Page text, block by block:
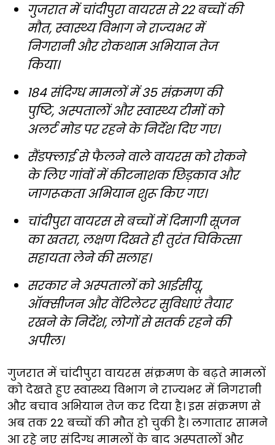
गुजरात में चांदीपुरा वायरस से 22 बच्चों की
मौत, स्वास्थ्य विभाग ने राज्यभर में
निगरानी और रोकथाम अभियान तेज
किया।
184 संदिग्ध मामलों में 35 संक्रमण की
पुष्टि, अस्पतालों और स्वास्थ्य टीमों को
अलर्ट मोड पर रहने के निर्देश दिए गए।
सैंडफ्लाई से फैलने वाले वायरस को रोकने
के लिए गांवों में कीटनाशक छिड़काव और
जागरूकता अभियान शुरू किए गए।
चांदीपुरा वायरस से बच्चों में दिमागी सूजन
का खतरा, लक्षण दिखते ही तुरंत चिकित्सा
सहायता लेने की सलाह।
सरकार ने अस्पतालों को आईसीयू,
ऑक्सीजन और वेंटिलेटर सुविधाएं तैयार
रखने के निर्देश, लोगों से सतर्क रहने की
अपील।
गुजरात में चांदीपुरा वायरस संक्रमण के बढ़ते मामलों
को देखते हुए स्वास्थ्य विभाग ने राज्यभर में निगरानी
और बचाव अभियान तेज कर दिया है। इस संक्रमण से
अब तक 22 बच्चों की मौत हो चुकी है। लगातार सामने
आ रहे नए संदिग्ध मामलों के बाद अस्पतालों और